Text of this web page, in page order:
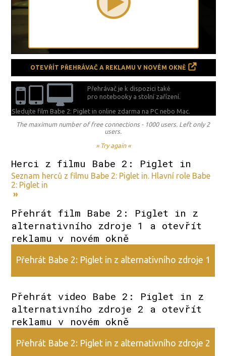
OTEVŘÍT PŘEHRÁVAČ A REKLAMU V NOVÉM OKNĚ
Přehrávač je k dispozici také
pro notebooky a stolní zařízení.
Sledujte film Babe 2: Piglet in online zdarma naPC nebo Mac.
The maximum number of free connections - 1000 users. Left only 2
users.
» Try again «
Herci z filmu Babe 2: Piglet in
Seznam herců z filmu Babe 2: Piglet in. Hlavní role Babe
2: Piglet in
»
Přehrát film Babe 2: Piglet in z
alternativního zdroje 1 a otevřít
reklamu v novém okně
Přehrát Babe 2: Piglet in z alternativního zdroje 1
Přehrát video Babe 2: Piglet in z
alternativního zdroje 2 a otevřít
reklamu v novém okně
Přehrát Babe 2: Piglet in z alternativního zdroje 2